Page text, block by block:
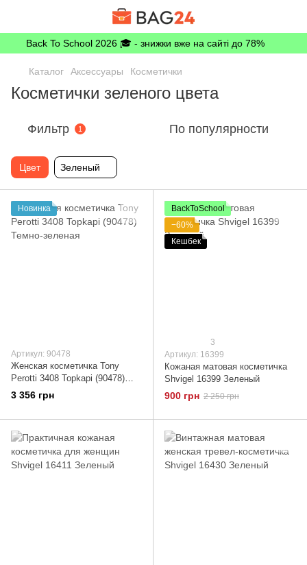
Back To School 2026 🎓 - знижки вже на сайті до 78%
Каталог Аксессуары Косметички
Косметички зеленого цвета
Фильтр 1 По популярности
Цвет Зеленый
Новинка
Артикул: 90478
Женская косметичка Tony
Perotti 3408 Topkapi (90478)
Темно-зеленая
3 356 грн
BackToSchool
−60%
Кешбек
3
Артикул: 16399
Кожаная матовая косметичка
Shvigel 16399 Зеленый
900 грн 2 250 грн